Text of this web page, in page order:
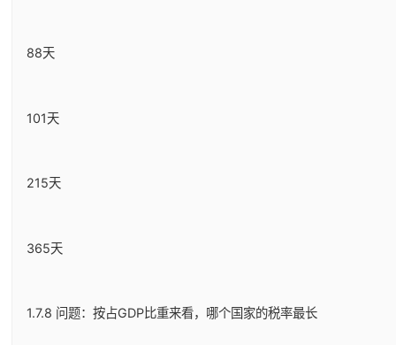
88天
101天
215天
365天
1.7.8 问题：按占GDP比重来看，哪个国家的税率最长